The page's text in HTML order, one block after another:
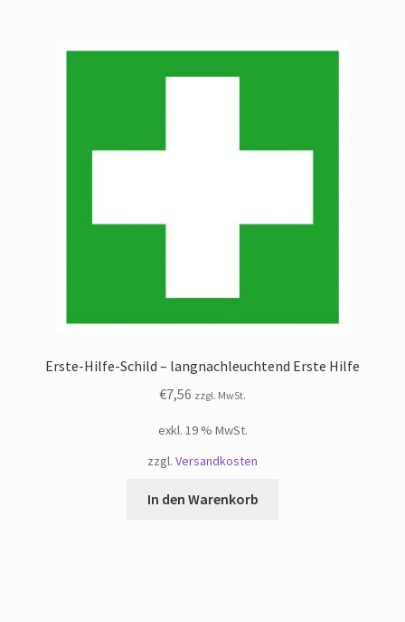
Erste-Hilfe-Schild – langnachleuchtend Erste Hilfe
€7,56 zzgl. MwSt.
exkl. 19 % MwSt.
zzgl. Versandkosten
In den Warenkorb